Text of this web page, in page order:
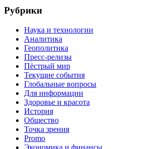
Рубрики
Наука и технологии
Аналитика
Геополитика
Пресс-релизы
Пёстрый мир
Текущие события
Глобальные вопросы
Для информации
Здоровье и красота
История
Общество
Точка зрения
Promo